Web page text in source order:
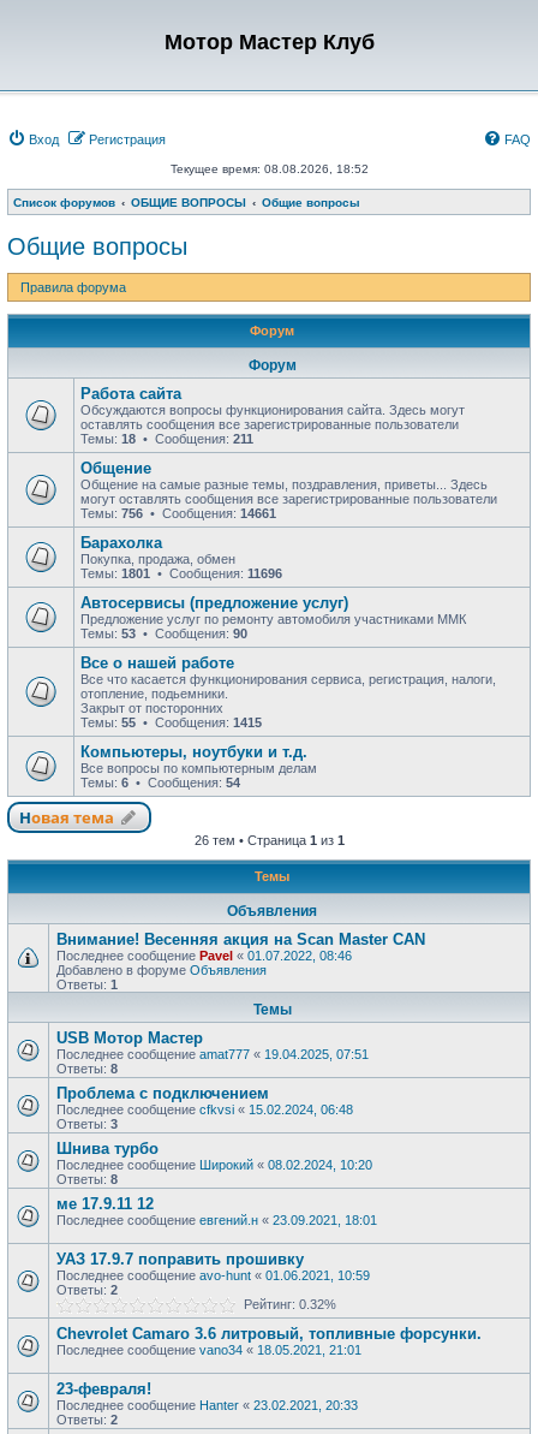
Мотор Мастер Клуб
Вход Регистрация FAQ
Текущее время: 08.08.2026, 18:52
Список форумов ОБЩИЕ ВОПРОСЫ Общие вопросы
Общие вопросы
Правила форума
Форум
Форум
Работа сайта
Обсуждаются вопросы функционирования сайта. Здесь могут
оставлять сообщения все зарегистрированные пользователи
Темы: 18 • Сообщения: 211
Общение
Общение на самые разные темы, поздравления, приветы... Здесь
могут оставлять сообщения все зарегистрированные пользователи
Темы: 756 • Сообщения: 14661
Барахолка
Покупка, продажа, обмен
Темы: 1801 • Сообщения: 11696
Автосервисы (предложение услуг)
Предложение услуг по ремонту автомобиля участниками ММК
Темы: 53 • Сообщения: 90
Все о нашей работе
Все что касается функционирования сервиса, регистрация, налоги,
отопление, подьемники.
Закрыт от посторонних
Темы: 55 • Сообщения: 1415
Компьютеры, ноутбуки и т.д.
Все вопросы по компьютерным делам
Темы: 6 • Сообщения: 54
Новая тема
26 тем • Страница 1 из 1
Темы
Объявления
Внимание! Весенняя акция на Scan Master CAN
Последнее сообщение Pavel « 01.07.2022, 08:46
Добавлено в форуме Объявления
Ответы: 1
Темы
USB Мотор Мастер
Последнее сообщение amat777 « 19.04.2025, 07:51
Ответы: 8
Проблема с подключением
Последнее сообщение cfkvsi « 15.02.2024, 06:48
Ответы: 3
Шнива турбо
Последнее сообщение Широкий « 08.02.2024, 10:20
Ответы: 8
ме 17.9.11 12
Последнее сообщение евгений.н « 23.09.2021, 18:01
УАЗ 17.9.7 поправить прошивку
Последнее сообщение avo-hunt « 01.06.2021, 10:59
Ответы: 2
Рейтинг: 0.32%
Chevrolet Camaro 3.6 литровый, топливные форсунки.
Последнее сообщение vano34 « 18.05.2021, 21:01
23-февраля!
Последнее сообщение Hanter « 23.02.2021, 20:33
Ответы: 2